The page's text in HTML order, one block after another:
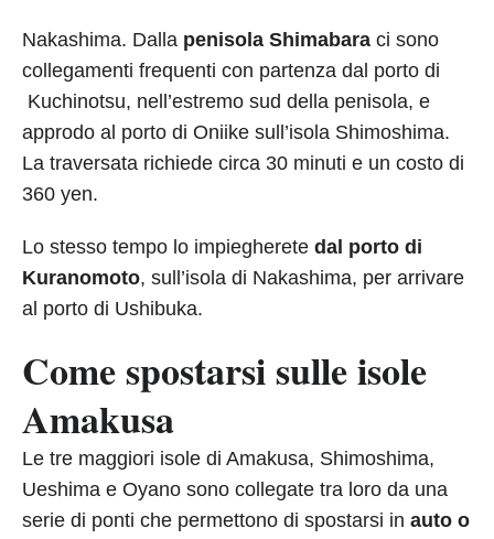
Nakashima. Dalla penisola Shimabara ci sono
collegamenti frequenti con partenza dal porto di
Kuchinotsu, nell’estremo sud della penisola, e
approdo al porto di Oniike sull’isola Shimoshima.
La traversata richiede circa 30 minuti e un costo di
360 yen.
Lo stesso tempo lo impiegherete dal porto di
Kuranomoto, sull’isola di Nakashima, per arrivare
al porto di Ushibuka.
Come spostarsi sulle isole
Amakusa
Le tre maggiori isole di Amakusa, Shimoshima,
Ueshima e Oyano sono collegate tra loro da una
serie di ponti che permettono di spostarsi in auto o